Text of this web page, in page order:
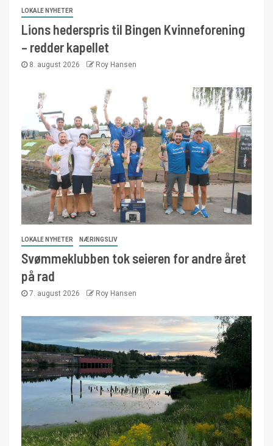
LOKALE NYHETER
Lions hederspris til Bingen Kvinneforening
– redder kapellet
8. august 2026 Roy Hansen
LOKALE NYHETER NÆRINGSLIV
Svømmeklubben tok seieren for andre året
på rad
7. august 2026 Roy Hansen